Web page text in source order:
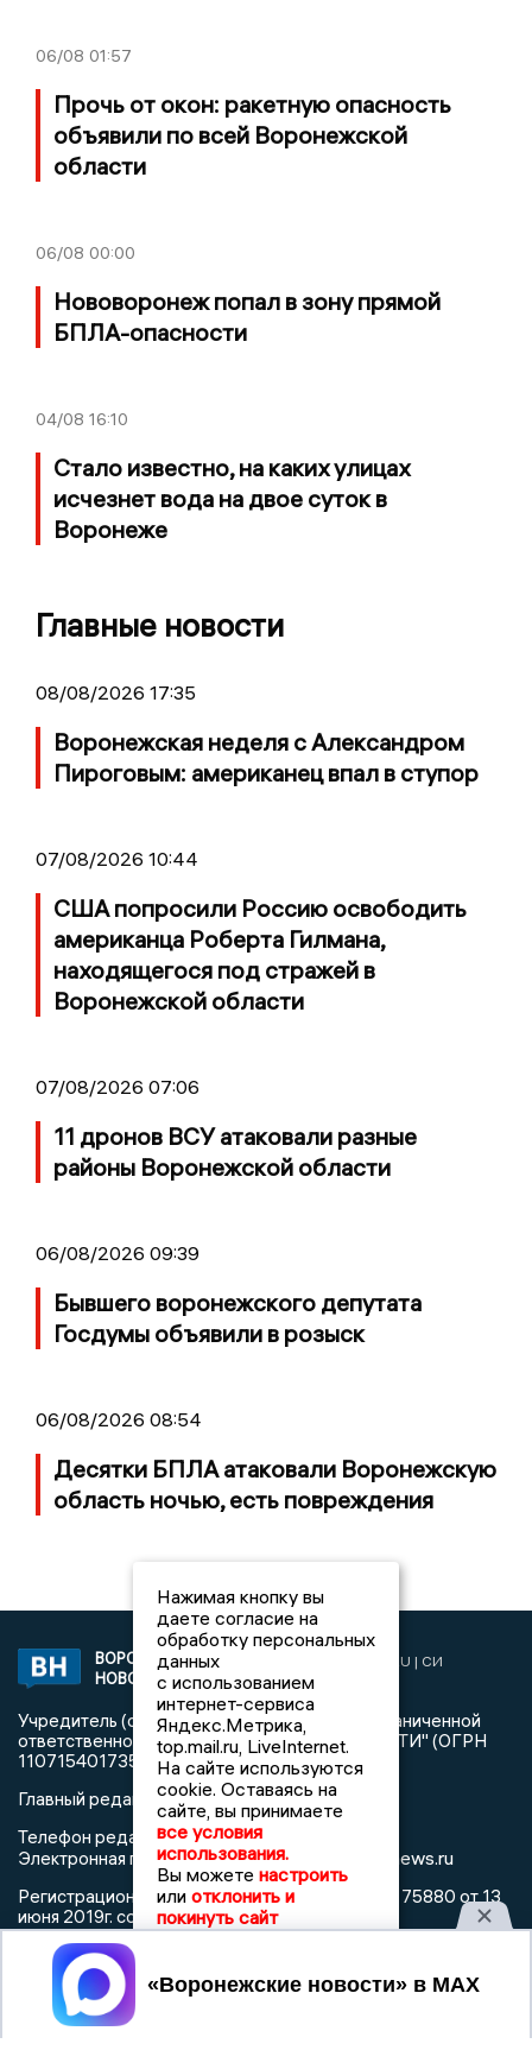
06/08 01:57
Прочь от окон: ракетную опасность
объявили по всей Воронежской
области
06/08 00:00
Нововоронеж попал в зону прямой
БПЛА-опасности
04/08 16:10
Стало известно, на каких улицах
исчезнет вода на двое суток в
Воронеже
Главные новости
08/08/2026 17:35
Воронежская неделя с Александром
Пироговым: американец впал в ступор
07/08/2026 10:44
США попросили Россию освободить
американца Роберта Гилмана,
находящегося под стражей в
Воронежской области
07/08/2026 07:06
11 дронов ВСУ атаковали разные
районы Воронежской области
06/08/2026 09:39
Бывшего воронежского депутата
Госдумы объявили в розыск
06/08/2026 08:54
Десятки БПЛА атаковали Воронежскую
область ночью, есть повреждения
ВОРОНЕЖСКИЕ
НОВОСТИ
2019 © VORONEZHNEWS.RU | СИ
«Воронежские новости»
Учредитель (соучредители): Общество с ограниченной
ответственностью "РЕГИОНАЛЬНЫЕ НОВОСТИ" (ОГРН
1107154017354)
Главный редактор: Пирогов А.А.
Телефон редакции: +7 (473) 262 77 92
Электронная почта редакции:info@voronezhnews.ru
Регистрационный номер: серия Эл № ФС 77 - 75880 от 13
июня 2019г. согласно выписке из реестра
зарегистрированных средств массовой информации
выдана Федеральной службой по надзору в сфере связи,
информационных технологий и массовых коммуникаций
Нажимая кнопку вы
даете согласие на
обработку персональных
данных
с использованием
интернет-сервиса
Яндекс.Метрика,
top.mail.ru, LiveInternet.
На сайте используются
cookie. Оставаясь на
сайте, вы принимаете
все условия
использования.
Вы можете настроить
или отклонить и
покинуть сайт
Принять